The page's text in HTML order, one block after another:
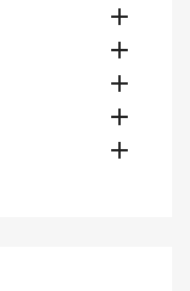




